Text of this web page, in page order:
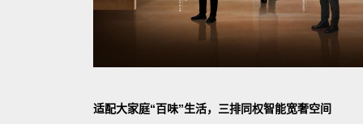
适配大家庭“百味”生活，三排同权智能宽奢空间